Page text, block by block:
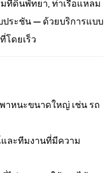
ที่ดินพัทยา, ท่าเรือแหลม
ประชัน — ด้วยบริการแบบ
โดยเร็ว
าหนะขนาดใหญ่ เช่น รถ
ละทีมงานที่มีความ